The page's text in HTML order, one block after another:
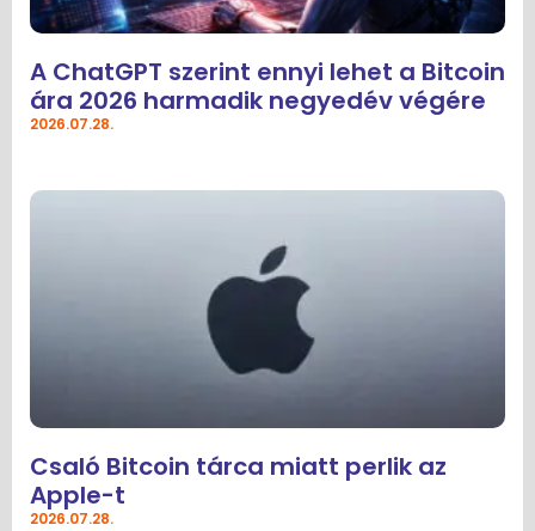
A ChatGPT szerint ennyi lehet a Bitcoin
ára 2026 harmadik negyedév végére
2026.07.28.
Csaló Bitcoin tárca miatt perlik az
Apple-t
2026.07.28.